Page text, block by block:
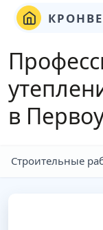
в
Строительные